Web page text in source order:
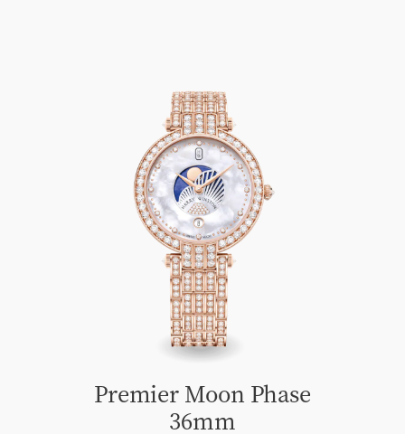
Premier Moon Phase
36mm